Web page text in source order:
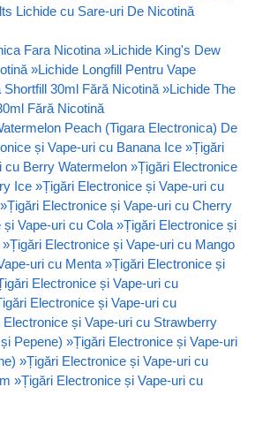
Lichide cu Sare-uri De Nicotină
Fara Nicotina »Lichide King's Dew
»Lichide Longfill Pentru Vape
30ml Fără Nicotină »Lichide The
Fără Nicotină
Peach (Tigara Electronica) De
și Vape-uri cu Banana Ice »Țigări
cu Berry Watermelon »Țigări Electronice
Ice »Țigări Electronice și Vape-uri cu
»Țigări Electronice și Vape-uri cu Cherry
Vape-uri cu Cola »Țigări Electronice și
»Țigări Electronice și Vape-uri cu Mango
uri cu Menta »Țigări Electronice și
Electronice și Vape-uri cu
Electronice și Vape-uri cu
Electronice și Vape-uri cu Strawberry
Pepene) »Țigări Electronice și Vape-uri
»Țigări Electronice și Vape-uri cu
»Țigări Electronice și Vape-uri cu